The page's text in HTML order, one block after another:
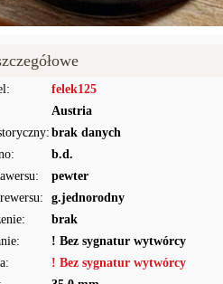
felek125
Austria
brak danych
b.d.
pewter
g.jednorodny
brak
! Bez sygnatur wytwórcy
! Bez sygnatur wytwórcy